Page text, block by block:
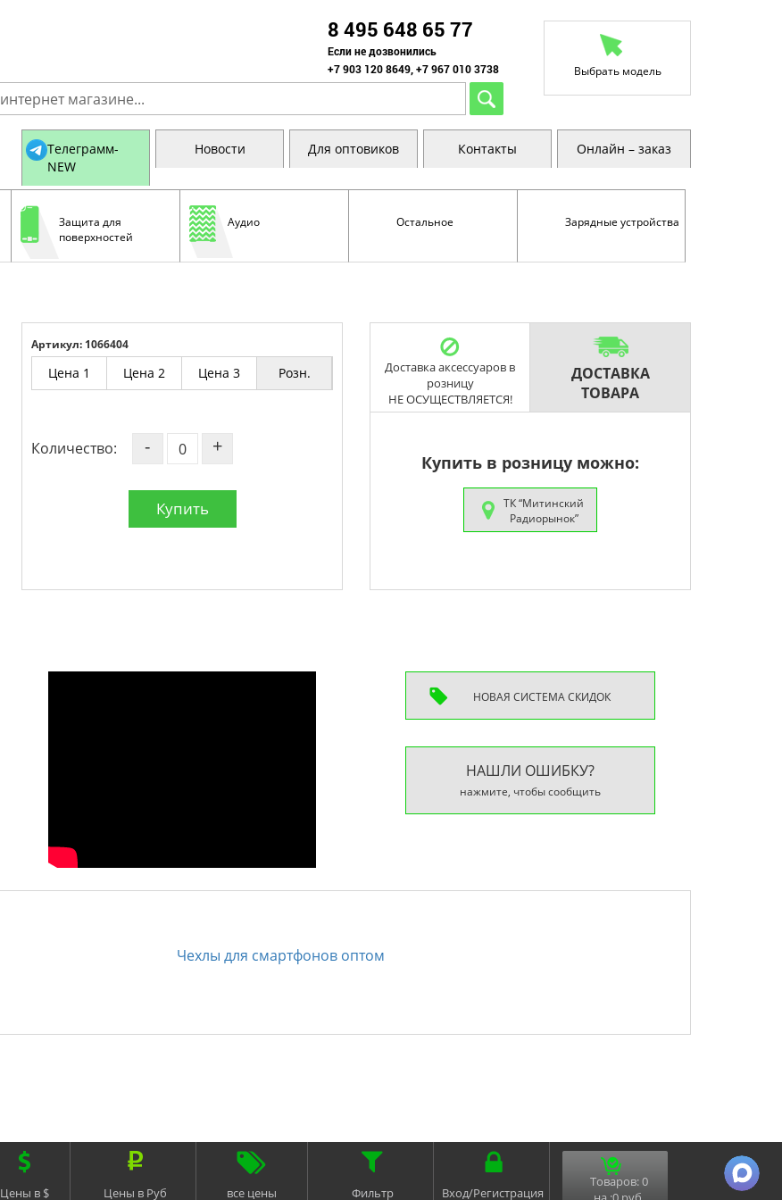
8 495 648 65 77
Если не дозвонились
+7 903 120 8649, +7 967 010 3738
Выбрать модель
Телеграмм-
NEW
Новости Для оптовиков Контакты Онлайн – заказ
Защита для
поверхностей
Аудио Остальное Зарядные устройства
Артикул: 1066404
Цена 1 Цена 2 Цена 3 Розн.
Количество: - +
Купить
Доставка аксессуаров в
розницу
НЕ ОСУЩЕСТВЛЯЕТСЯ!
ДОСТАВКА
ТОВАРА
Купить в розницу можно:
ТК “Митинский
Радиорынок”
НОВАЯ СИСТEМА СКИДОК
НАШЛИ ОШИБКУ?
нажмите, чтобы сообщить
Чехлы для смартфонов оптом
Цены в $ Цены в Руб все цены Фильтр Вход/Регистрация
Товаров:0